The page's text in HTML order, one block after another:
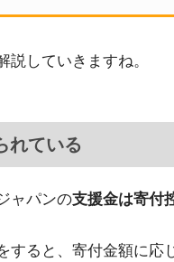
説していきますね。
れている
ャパンの支援金は寄付
すると、寄付金額に応